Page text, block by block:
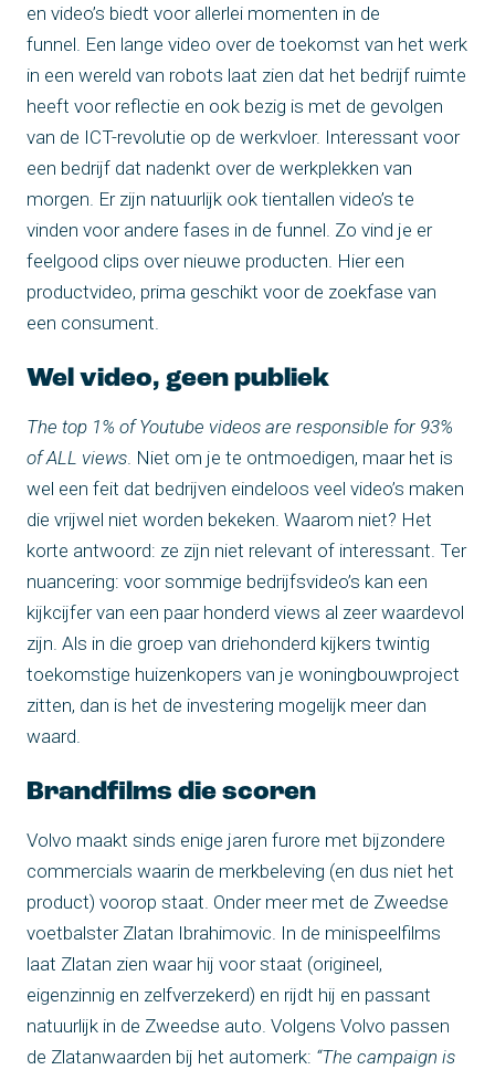
en video’s biedt voor allerlei momenten in de
funnel. Een lange video over de toekomst van het werk
in een wereld van robots laat zien dat het bedrijf ruimte
heeft voor reflectie en ook bezig is met de gevolgen
van de ICT-revolutie op de werkvloer. Interessant voor
een bedrijf dat nadenkt over de werkplekken van
morgen. Er zijn natuurlijk ook tientallen video’s te
vinden voor andere fases in de funnel. Zo vind je er
feelgood clips over nieuwe producten. Hier een
productvideo, prima geschikt voor de zoekfase van
een consument.
Wel video, geen publiek
The top 1% of Youtube videos are responsible for 93%
of ALL views . Niet om je te ontmoedigen, maar het is
wel een feit dat bedrijven eindeloos veel video’s maken
die vrijwel niet worden bekeken. Waarom niet? Het
korte antwoord: ze zijn niet relevant of interessant. Ter
nuancering: voor sommige bedrijfsvideo’s kan een
kijkcijfer van een paar honderd views al zeer waardevol
zijn. Als in die groep van driehonderd kijkers twintig
toekomstige huizenkopers van je woningbouwproject
zitten, dan is het de investering mogelijk meer dan
waard.
Brandfilms die scoren
Volvo maakt sinds enige jaren furore met bijzondere
commercials waarin de merkbeleving (en dus niet het
product) voorop staat. Onder meer met de Zweedse
voetbalster Zlatan Ibrahimovic. In de minispeelfilms
laat Zlatan zien waar hij voor staat (origineel,
eigenzinnig en zelfverzekerd) en rijdt hij en passant
natuurlijk in de Zweedse auto. Volgens Volvo passen
de Zlatanwaarden bij het automerk: “The campaign is